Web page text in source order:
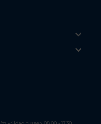
vrijdag tussen 08.00 - 17.30